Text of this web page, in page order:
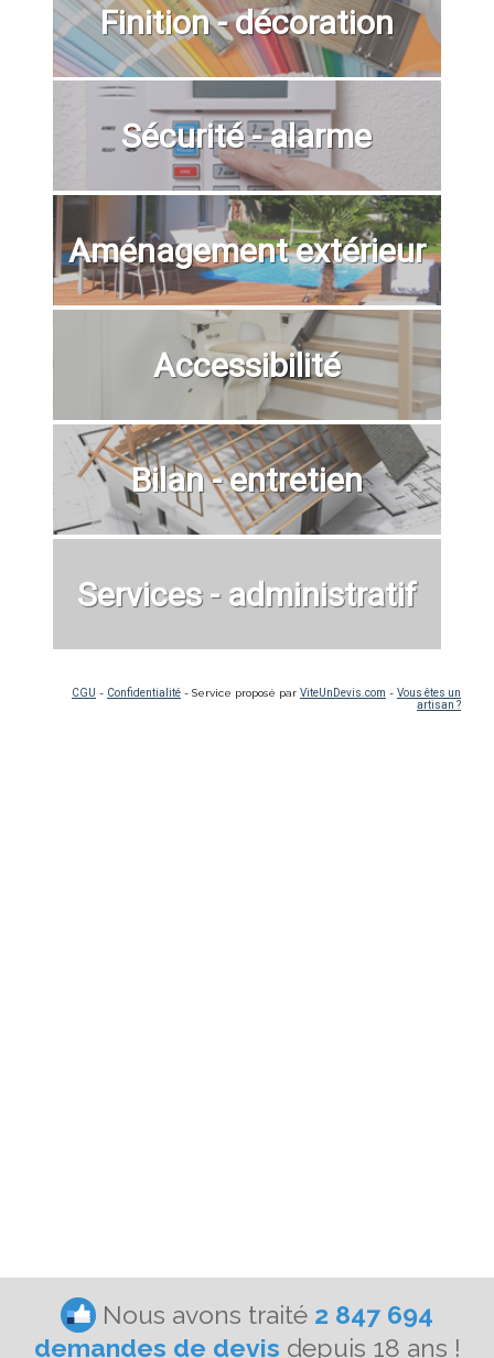
Finition - décoration
Sécurité - alarme
Aménagement extérieur
Accessibilité
Bilan - entretien
Services - administratif
CGU - Confidentialité - Service proposé par ViteUnDevis.com - Vous êtes un
artisan ?
Nous avons traité 2 847 694
demandes de devis depuis 18 ans !